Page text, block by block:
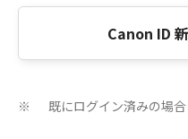
Canon ID
※ 既にログイン済みの場